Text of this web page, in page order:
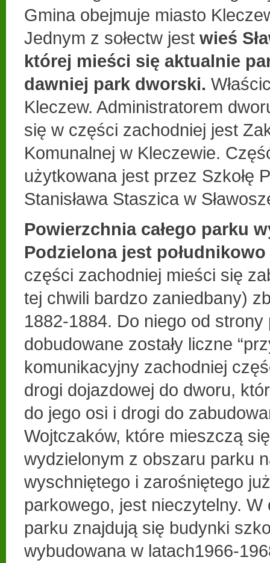
Gmina obejmuje miasto
Jednym z sołectw jest wieś
której mieści się aktualnie
dawniej park dworski.
Kleczew. Administratorem
się w części zachodniej jest
Komunalnej w Kleczewie.
użytkowana jest przez Szkołę
Stanisława Staszica w
Powierzchnia całego parku
Podzielona jest
części zachodniej mieści się
tej chwili bardzo zaniedbany)
1882-1884. Do niego od strony
dobudowane zostały liczne
komunikacyjny zachodniej
drogi dojazdowej do dworu,
do jego osi i drogi do
Wojtczaków, które mieszczą
wydzielonym z obszaru parku
wyschniętego i zarośniętego
parkowego, jest nieczytelny.
parku znajdują się budynki
wybudowana w latach1966-